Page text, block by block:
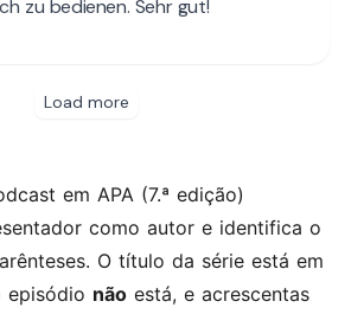
em APA (7.ª edição)
como autor e identifica o
O título da série está em
não está, e acrescentas